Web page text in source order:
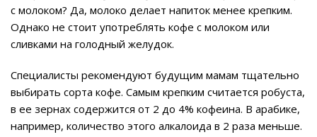
с молоком? Да, молоко делает напиток менее крепким.
Однако не стоит употреблять кофе с молоком или
сливками на голодный желудок.
Специалисты рекомендуют будущим мамам тщательно
выбирать сорта кофе. Самым крепким считается робуста,
в ее зернах содержится от 2 до 4% кофеина. В арабике,
например, количество этого алкалоида в 2 раза меньше.